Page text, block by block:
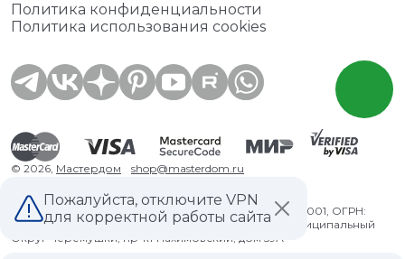
Политика конфиденциальности
Политика использования cookies
© 2026, Мастердом shop@masterdom.ru
ООО "АРТДЕКОРИУМ", ИНН: 9728136130, КПП: 772801001, ОГРН:
1247700460260, 117335, Город Москва, вн.тер. г. Муниципальный
Округ Черемушки, пр-кт Нахимовский, дом 59А
Пожалуйста, отключите VPN
для корректной работы сайта